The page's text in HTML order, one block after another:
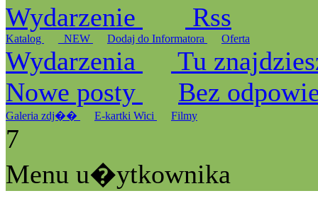
Wydarzenie
Rss
Katalog _NEW Dodaj do Informatora Oferta
Wydarzenia
Tu
Nowe posty
Bez
Galeria zdj�� E-kartki Wici Filmy
7
Menu u�ytkownika